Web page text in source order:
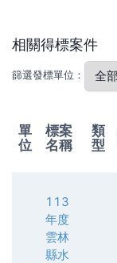
相關得標案件
篩選發標單位：
單
位
標案
名稱
類
型
113
年度
雲林
縣水